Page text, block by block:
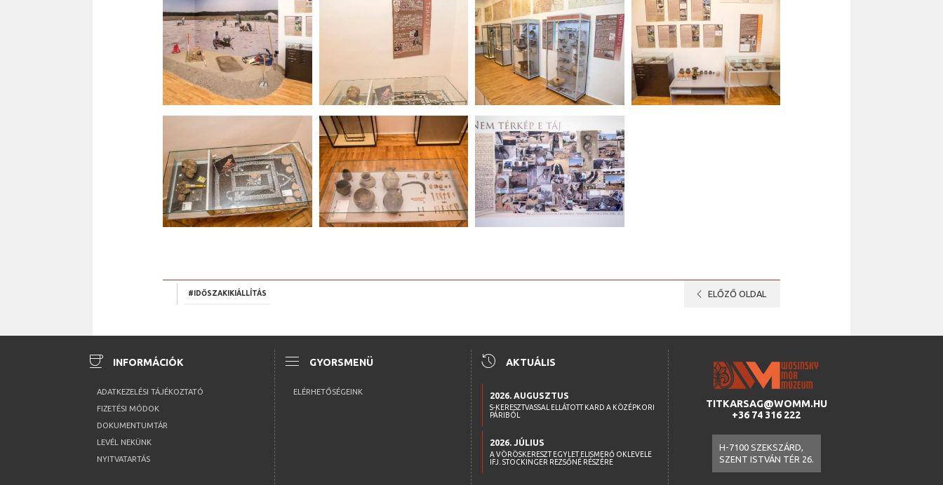
#IDŐSZAKIKIÁLLÍTÁS chevron_left ELŐZŐ OLDAL
coffee INFORMÁCIÓK
ADATKEZELÉSI TÁJÉKOZTATÓ
FIZETÉSI MÓDOK
DOKUMENTUMTÁR
LEVÉL NEKÜNK
NYITVATARTÁS
menu GYORSMENÜ
ELÉRHETŐSÉGEINK
history AKTUÁLIS
2026. AUGUSZTUS
S-KERESZTVASSAL ELLÁTOTT KARD A KÖZÉPKORI
PÁRIBÓL
2026. JÚLIUS
A VÖRÖSKERESZT EGYLET ELISMERŐ OKLEVELE
IFJ. STOCKINGER REZSŐNÉ RÉSZÉRE
TITKARSAG@WOMM.HU
+36 74 316 222
H-7100 SZEKSZÁRD,
SZENT ISTVÁN TÉR 26.